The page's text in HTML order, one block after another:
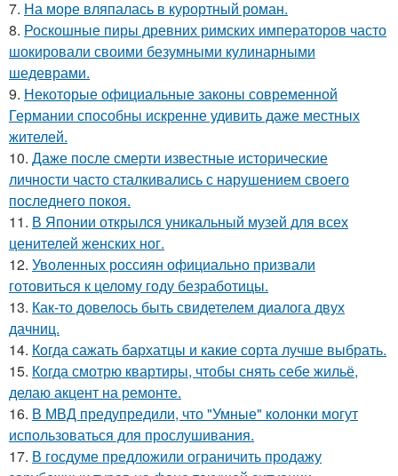
7. На море вляпалась в курортный роман.
8. Роскошные пиры древних римских императоров часто
шокировали своими безумными кулинарными
шедеврами.
9. Некоторые официальные законы современной
Германии способны искренне удивить даже местных
жителей.
10. Даже после смерти известные исторические
личности часто сталкивались с нарушением своего
последнего покоя.
11. В Японии открылся уникальный музей для всех
ценителей женских ног.
12. Уволенных россиян официально призвали
готовиться к целому году безработицы.
13. Как-то довелось быть свидетелем диалога двух
дачниц.
14. Когда сажать бархатцы и какие сорта лучше выбрать.
15. Когда смотрю квартиры, чтобы снять себе жильё,
делаю акцент на ремонте.
16. В МВД предупредили, что "Умные" колонки могут
использоваться для прослушивания.
17. В госдуме предложили ограничить продажу